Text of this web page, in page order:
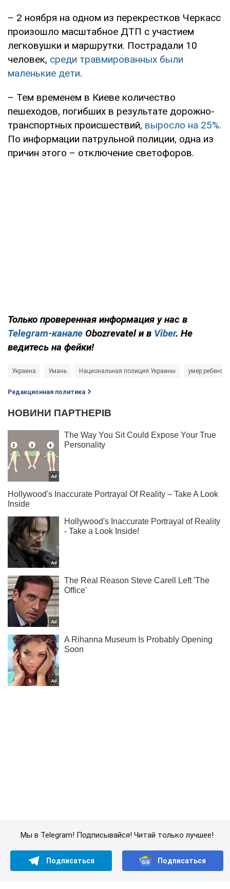
– 2 ноября на одном из перекрестков Черкасс
произошло масштабное ДТП с участием
легковушки и маршрутки. Пострадали 10
человек, среди травмированных были
маленькие дети.
– Тем временем в Киеве количество
пешеходов, погибших в результате дорожно-
транспортных происшествий, выросло на 25%.
По информации патрульной полиции, одна из
причин этого – отключение светофоров.
Только проверенная информация у нас в
Telegram-канале Obozrevatel и в Viber. Не
ведитесь на фейки!
Украина Умань Национальная полиция Украины умер ребенок
Редакционная политика